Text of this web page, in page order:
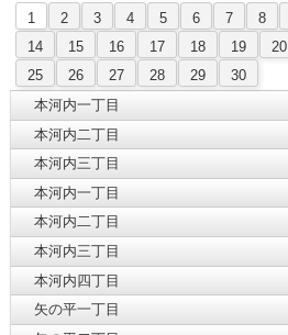
1 2 3 4 5 6 7 8
14
15 16 17 18 19 20
25
26 27 28 29
30
本河内一丁目
本河内二丁目
本河内三丁目
本河内一丁目
本河内二丁目
本河内三丁目
本河内四丁目
矢の平一丁目